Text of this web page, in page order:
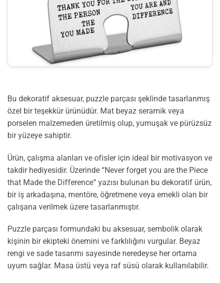
Bu dekoratif aksesuar, puzzle parçası şeklinde tasarlanmış
özel bir teşekkür ürünüdür. Mat beyaz seramik veya
porselen malzemeden üretilmiş olup, yumuşak ve pürüzsüz
bir yüzeye sahiptir.
Ürün, çalışma alanları ve ofisler için ideal bir motivasyon ve
takdir hediyesidir. Üzerinde “Never forget you are the Piece
that Made the Difference” yazısı bulunan bu dekoratif ürün,
bir iş arkadaşına, mentöre, öğretmene veya emekli olan bir
çalışana verilmek üzere tasarlanmıştır.
Puzzle parçası formundaki bu aksesuar, sembolik olarak
kişinin bir ekipteki önemini ve farklılığını vurgular. Beyaz
rengi ve sade tasarımı sayesinde neredeyse her ortama
uyum sağlar. Masa üstü veya raf süsü olarak kullanılabilir.